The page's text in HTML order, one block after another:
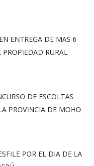
ENTREGA DE MAS 6
RURAL
DE ESCOLTAS
PROVINCIA DE MOHO
POR EL DIA DE LA